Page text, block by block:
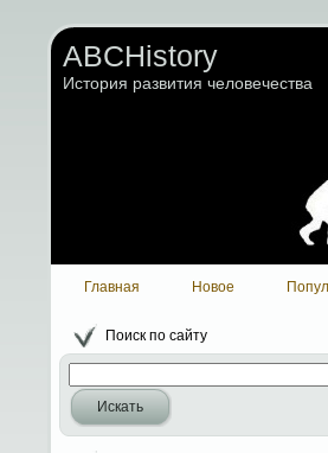
ABCHistory
История развития человечества
Главная Новое
Поиск по сайту
Искать